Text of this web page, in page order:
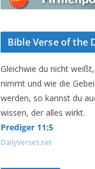
Bible Verse of the
Gleichwie du nicht
nimmt und wie die
werden, so kannst du
wissen, der alles wirkt.
Prediger 11:5
DailyVerses.net